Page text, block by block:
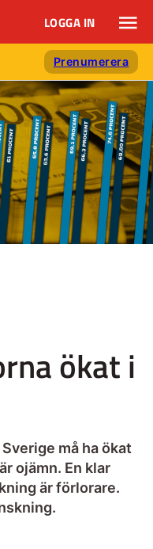
LOGGA IN
Prenumerera
ökat i
må ha ökat
ojämn. En klar
är förlorare.